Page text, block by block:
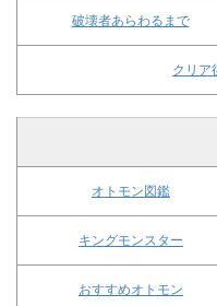
破壊者あらわるまで
クリア
オトモン図鑑
キングモンスター
おすすめオトモン